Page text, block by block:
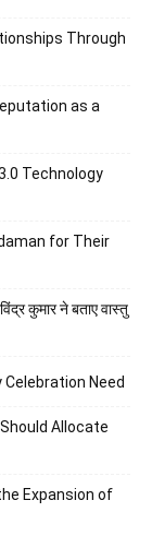
Through
as a
Technology
for Their
कुमार ने बताए वास्तु
Need
Allocate
Expansion of